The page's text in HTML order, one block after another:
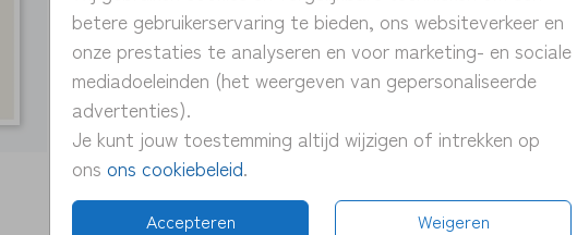
betere gebruikerservaring te bieden, ons websiteverkeer en
onze prestaties te analyseren en voor marketing- en sociale
mediadoeleinden (het weergeven van gepersonaliseerde
advertenties).
Je kunt jouw toestemming altijd wijzigen of intrekken op
ons ons cookiebeleid.
Accepteren Weigeren
>
>
> pas